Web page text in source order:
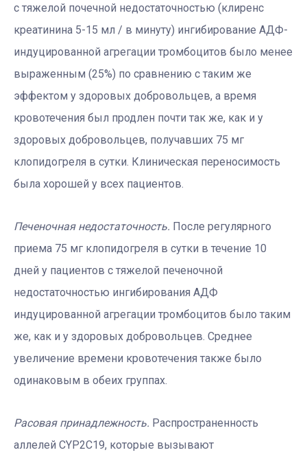
с тяжелой почечной недостаточностью (клиренс
креатинина 5-15 мл / в минуту) ингибирование АДФ-
индуцированной агрегации тромбоцитов было менее
выраженным (25%) по сравнению с таким же
эффектом у здоровых добровольцев, а время
кровотечения был продлен почти так же, как и у
здоровых добровольцев, получавших 75 мг
клопидогреля в сутки. Клиническая переносимость
была хорошей у всех пациентов.
Печеночная недостаточность. После регулярного
приема 75 мг клопидогреля в сутки в течение 10
дней у пациентов с тяжелой печеночной
недостаточностью ингибирования АДФ
индуцированной агрегации тромбоцитов было таким
же, как и у здоровых добровольцев. Среднее
увеличение времени кровотечения также было
одинаковым в обеих группах.
Расовая принадлежность. Распространенность
аллелей CYP2C19, которые вызывают